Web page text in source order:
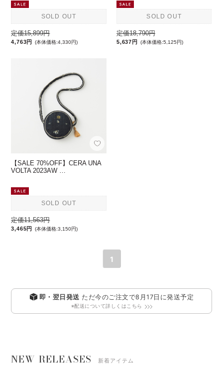
SOLD OUT
定価15,899円
4,763円 (本体価格:4,330円)
SOLD OUT
定価18,790円
5,637円 (本体価格:5,125円)
【SALE 70%OFF】CERA UNA
VOLTA 2023AW …
SOLD OUT
定価11,563円
3,465円 (本体価格:3,150円)
1
即・翌日発送 ただ今のご注文で8月17日 に発送予定
※配送について詳しくはこちら
NEW RELEASES 新着アイテム